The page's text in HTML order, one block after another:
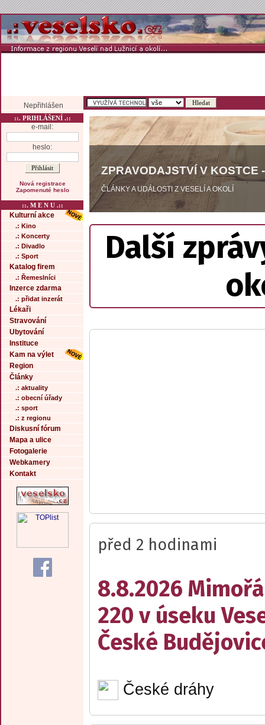
Nepřihlášen
::. PRIHLÁŠENÍ .::
e-mail:
heslo:
Nová registrace
Zapomenuté heslo
::. M E N U .::
Kulturní akce
.: Kino
.: Koncerty
.: Divadlo
.: Sport
Katalog firem
.: Řemeslníci
Inzerce zdarma
.: přidat inzerát
Lékaři
Stravování
Ubytování
Instituce
Kam na výlet
Region
Články
.: aktuality
.: obecní úřady
.: sport
.: z regionu
Diskusní fórum
Mapa a ulice
Fotogalerie
Webkamery
Kontakt
ZPRAVODAJSTVÍ V KOSTCE
ČLÁNKY A UDÁLOSTI Z VESELÍ A OKOLÍ
Další
před 2 hodinami
8.8.2026
220 v úseku
České
České dráhy